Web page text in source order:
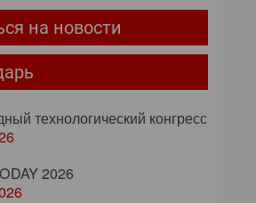
ПОДПИСКА
на новости
технологический конгресс
2026